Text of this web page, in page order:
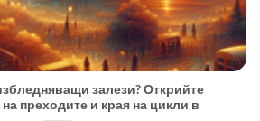
залези? Открийте
преходите и края на цикли в